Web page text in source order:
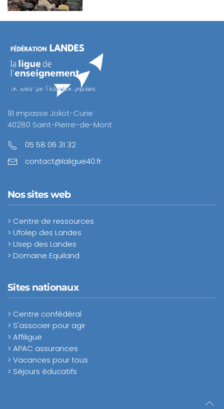
91 impasse Joliot-Curie
40280 Saint-Pierre-de-Mont
05 58 06 31 32
contact@laligue40.fr
Nos sites web
> Centre de ressources
> Ufolep des Landes
> Usep des Landes
> Domaine Equiland
Sites nationaux
> Centre confédéral
> S'associer pour agir
> Affiligue
> APAC assurances
> Vacances pour tous
> Séjours éducatifs